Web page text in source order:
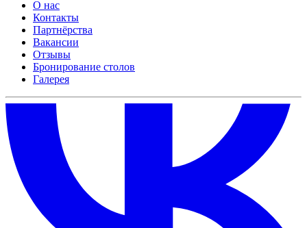
О нас
Контакты
Партнёрства
Вакансии
Отзывы
Бронирование столов
Галерея